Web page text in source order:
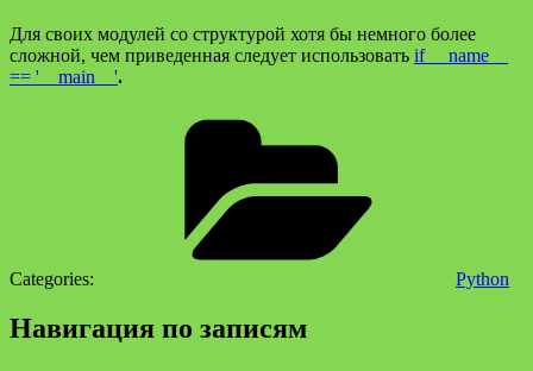
Для своих модулей со структурой хотя бы немного более
сложной, чем приведенная следует использовать if __name__
== '__main__'.
Categories: Python
Навигация по записям